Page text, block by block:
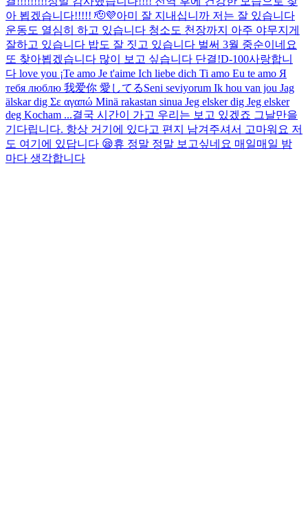
아 뵙겠습니다!!!!! 🫡💜아미 잘 지내십니까 저는 잘 있습니다
운동도 열심히 하고 있습니다 청소도 천장까지 아주 야무지게
잘하고 있습니다 밥도 잘 짓고 있습니다 벌써 3월 중순이네요
또 찾아뵙겠습니다 많이 보고 싶습니다 단결!D-100사랑합니
다 love you ¡Te amo Je t'aime Ich liebe dich Ti amo Eu te amo Я
тебя люблю 我爱你 愛してるSeni seviyorum Ik hou van jou Jag
älskar dig Σε αγαπώ Minä rakastan sinua Jeg elsker dig Jeg elsker
deg Kocham ...결국 시간이 가고 우리는 보고 있겠죠 그날만을
기다립니다. 항상 거기에 있다고 편지 남겨주셔서 고마워요 저
도 여기에 있답니다 😪휴 정말 정말 보고싶네요 매일매일 밤
마다 생각합니다